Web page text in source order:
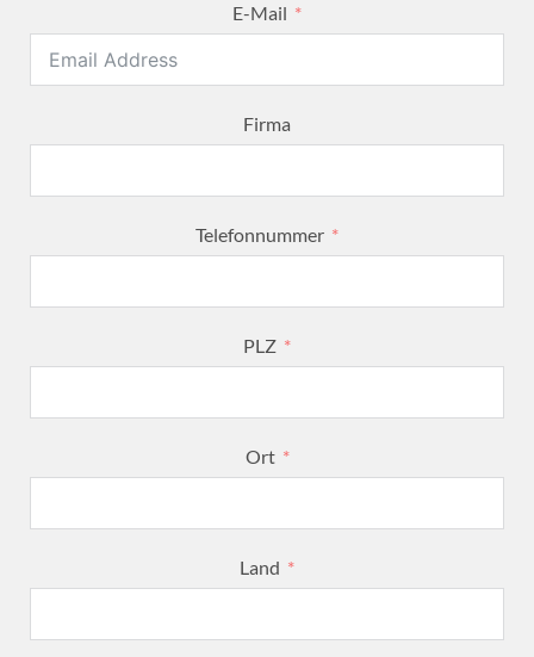
E-Mail
Firma
Telefonnummer
PLZ
Ort
Land